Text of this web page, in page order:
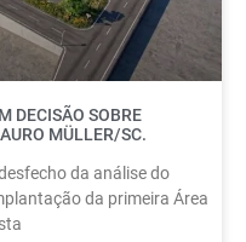
DECISÃO SOBRE
MÜLLER/SC.
da análise do
da primeira Área